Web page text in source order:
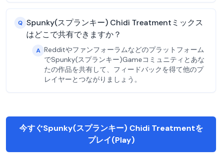
Q Spunky(スプランキー) Chidi Treatmentミックス
はどこで共有できますか？
A Redditやファンフォーラムなどのプラットフォーム
でSpunky(スプランキー)Gameコミュニティとあな
たの作品を共有して、フィードバックを得て他のプ
レイヤーとつながりましょう。
今すぐSpunky(スプランキー) Chidi Treatmentを
プレイ(Play)